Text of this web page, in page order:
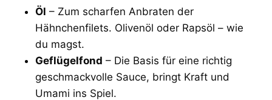
Öl – Zum scharfen Anbraten der
Hähnchenfilets. Olivenöl oder Rapsöl – wie
du magst.
Geflügelfond – Die Basis für eine richtig
geschmackvolle Sauce, bringt Kraft und
Umami ins Spiel.